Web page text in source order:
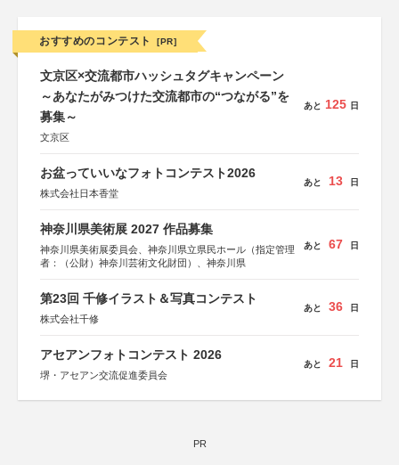
おすすめのコンテスト [PR]
文京区×交流都市ハッシュタグキャンペーン
～あなたがみつけた交流都市の“つながる”を
募集～
文京区
あと 125 日
お盆っていいなフォトコンテスト2026
株式会社日本香堂
あと 13 日
神奈川県美術展 2027 作品募集
神奈川県美術展委員会、神奈川県立県民ホール（指定管理
者：（公財）神奈川芸術文化財団）、神奈川県
あと 67 日
第23回 千修イラスト＆写真コンテスト
株式会社千修
あと 36 日
アセアンフォトコンテスト 2026
堺・アセアン交流促進委員会
あと 21 日
PR